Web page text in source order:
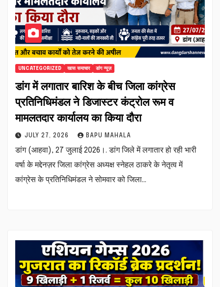
UNCATEGORIZED खास समाचार डांग न्यूज़
डांग में लगातार बारिश के बीच जिला कांग्रेस
प्रतिनिधिमंडल ने डिजास्टर कंट्रोल रूम व
मामलतदार कार्यालय का किया दौरा
JULY 27, 2026 BAPU MAHALA
डांग (आहवा), 27 जुलाई 2026।. डांग जिले में लगातार हो रही भारी
वर्षा के मद्देनज़र जिला कांग्रेस अध्यक्ष स्नेहल ठाकरे के नेतृत्व में
कांग्रेस के प्रतिनिधिमंडल ने सोमवार को जिला…